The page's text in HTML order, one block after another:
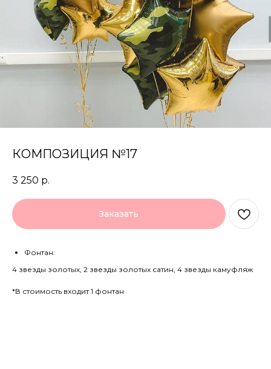
КОМПОЗИЦИЯ №17
3 250 р.
Заказать
Фонтан:
4 звезды золотых, 2 звезды золотых сатин, 4 звезды камуфляж
*В стоимость входит 1 фонтан